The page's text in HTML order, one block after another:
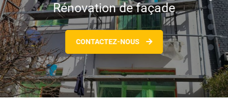
Rénovation de façade
CONTACTEZ-NOUS